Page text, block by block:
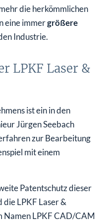
die herkömmlichen
eine immergrößere
Industrie.
LPKF Laser &
ist ein in den
Jürgen Seebach
zur Bearbeitung
mit einem
Patentschutz dieser
die LPKF Laser &
Namen LPKF CAD/CAM